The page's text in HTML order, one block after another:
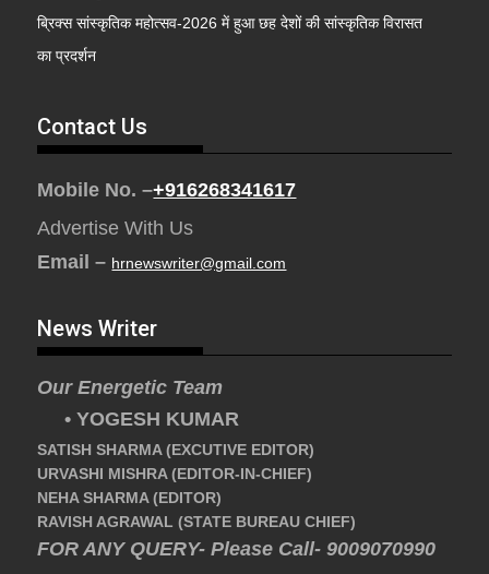
ब्रिक्स सांस्कृतिक महोत्सव-2026 में हुआ छह देशों की सांस्कृतिक विरासत
का प्रदर्शन
Contact Us
Mobile No. –+916268341617
Advertise With Us
Email – hrnewswriter@gmail.com
News Writer
Our Energetic Team
• YOGESH KUMAR
SATISH SHARMA (EXCUTIVE EDITOR)
URVASHI MISHRA (EDITOR-IN-CHIEF)
NEHA SHARMA (EDITOR)
RAVISH AGRAWAL (STATE BUREAU CHIEF)
FOR ANY QUERY- Please Call- 9009070990